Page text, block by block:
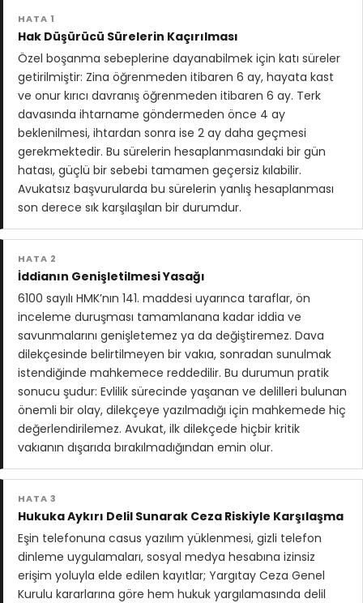
HATA 1
Hak Düşürücü Sürelerin Kaçırılması
Özel boşanma sebeplerine dayanabilmek için katı süreler
getirilmiştir: Zina öğrenmeden itibaren 6 ay, hayata kast
ve onur kırıcı davranış öğrenmeden itibaren 6 ay. Terk
davasında ihtarname göndermeden önce 4 ay
beklenilmesi, ihtardan sonra ise 2 ay daha geçmesi
gerekmektedir. Bu sürelerin hesaplanmasındaki bir gün
hatası, güçlü bir sebebi tamamen geçersiz kılabilir.
Avukatsız başvurularda bu sürelerin yanlış hesaplanması
son derece sık karşılaşılan bir durumdur.
HATA 2
İddianın Genişletilmesi Yasağı
6100 sayılı HMK’nın 141. maddesi uyarınca taraflar, ön
inceleme duruşması tamamlanana kadar iddia ve
savunmalarını genişletemez ya da değiştiremez. Dava
dilekçesinde belirtilmeyen bir vakıa, sonradan sunulmak
istendiğinde mahkemece reddedilir. Bu durumun pratik
sonucu şudur: Evlilik sürecinde yaşanan ve delilleri bulunan
önemli bir olay, dilekçeye yazılmadığı için mahkemede hiç
değerlendirilemez. Avukat, ilk dilekçede hiçbir kritik
vakıanın dışarıda bırakılmadığından emin olur.
HATA 3
Hukuka Aykırı Delil Sunarak Ceza Riskiyle Karşılaşma
Eşin telefonuna casus yazılım yüklenmesi, gizli telefon
dinleme uygulamaları, sosyal medya hesabına izinsiz
erişim yoluyla elde edilen kayıtlar; Yargıtay Ceza Genel
Kurulu kararlarına göre hem hukuk yargılamasında delil